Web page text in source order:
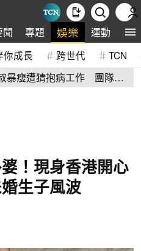
聞 專題 娛樂 運動 全
你成長 跨世代 TCN
暴瘦遭猜抱病工作 團隊宣
！現身香港開心
生子風波